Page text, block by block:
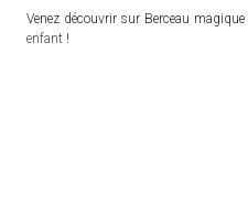
Venez découvrir sur Berceau
enfant !